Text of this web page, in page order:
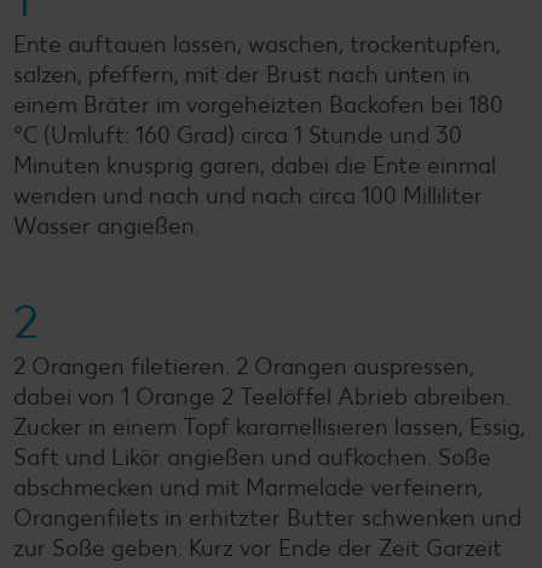
Ente auftauen lassen, waschen, trockentupfen,
salzen, pfeffern, mit der Brust nach unten in
einem Bräter im vorgeheizten Backofen bei 180
°C (Umluft: 160 Grad) circa 1 Stunde und 30
Minuten knusprig garen, dabei die Ente einmal
wenden und nach und nach circa 100 Milliliter
Wasser angießen.
2
2 Orangen filetieren. 2 Orangen auspressen,
dabei von 1 Orange 2 Teelöffel Abrieb abreiben.
Zucker in einem Topf karamellisieren lassen, Essig,
Saft und Likör angießen und aufkochen. Soße
abschmecken und mit Marmelade verfeinern,
Orangenfilets in erhitzter Butter schwenken und
zur Soße geben. Kurz vor Ende der Zeit Garzeit